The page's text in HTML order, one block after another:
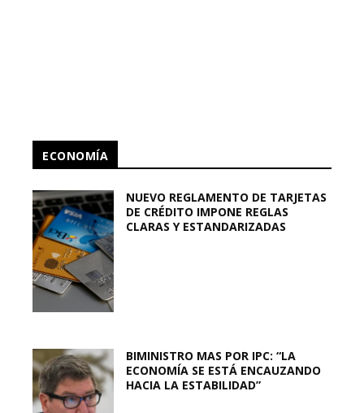
ECONOMÍA
NUEVO REGLAMENTO DE TARJETAS
DE CRÉDITO IMPONE REGLAS
CLARAS Y ESTANDARIZADAS
BIMINISTRO MAS POR IPC: “LA
ECONOMÍA SE ESTÁ ENCAUZANDO
HACIA LA ESTABILIDAD”